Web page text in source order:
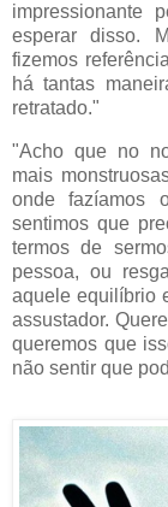
impressionante
esperar disso.
fizemos
há tantas
retratado."
"Acho que no
mais
onde fazíamos
sentimos que
termos de
pessoa, ou
aquele equilíbrio
assustador.
queremos que
não sentir que